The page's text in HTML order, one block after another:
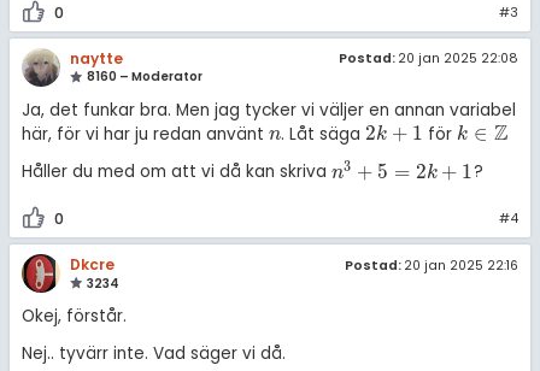
0 #3
naytte
8160 – Moderator
Postad: 20 jan 2025 22:08
Ja, det funkar bra. Men jag tycker vi väljer en annan variabel
här, för vi har ju redan använt n
n. Låt säga 2k + 1
2k+1 för k ∈ Z
k∈ℤ
Håller du med om att vi då kan skriva n3 + 5 = 2k + 1
n3+5=2 k+ ?
0 #4
Dkcre
3234
Postad: 20 jan 2025 22:16
Okej, förstår.
Nej.. tyvärr inte. Vad säger vi då.
Om Pluggakuten
Cookie-inställningar